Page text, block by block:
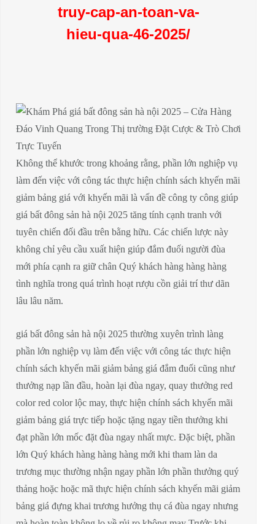
truy-cap-an-toan-va-
hieu-qua-46-2025/
Không thể khước trong khoảng rằng, phần lớn nghiệp vụ
làm đến việc với công tác thực hiện chính sách khyến mãi
giảm bảng giá với khyến mãi là vấn đề công ty công giúp
giá bất đông sản hà nội 2025 tăng tính cạnh tranh với
tuyên chiến đối đầu trên bằng hữu. Các chiến lược này
không chỉ yêu cầu xuất hiện giúp đắm đuối người đùa
mới phía cạnh ra giữ chân Quý khách hàng hàng hàng
tình nghĩa trong quá trình hoạt rượu cồn giải trí thư dãn
lâu lâu năm.
giá bất đông sản hà nội 2025 thường xuyên trình làng
phần lớn nghiệp vụ làm đến việc với công tác thực hiện
chính sách khyến mãi giảm bảng giá đắm đuối cũng như
thưởng nạp lần đầu, hoàn lại đùa ngay, quay thưởng red
color red color lộc may, thực hiện chính sách khyến mãi
giảm bảng giá trực tiếp hoặc tặng ngay tiền thưởng khi
đạt phần lớn mốc đặt đùa ngay nhất mực. Đặc biệt, phần
lớn Quý khách hàng hàng hàng mới khi tham làn da
trương mục thường nhận ngay phần lớn phần thưởng quý
thảng hoặc hoặc mã thực hiện chính sách khyến mãi giảm
bảng giá đựng khai trương hưởng thụ cá đùa ngay nhưng